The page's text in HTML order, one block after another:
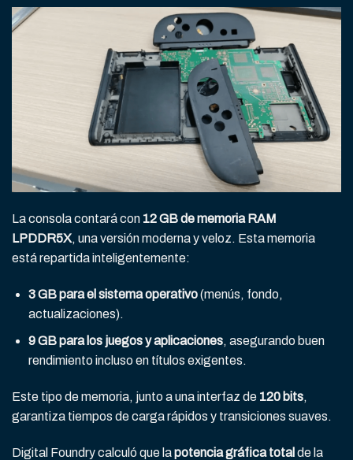
La consola contará con 12 GB de memoria RAM
LPDDR5X, una versión moderna y veloz. Esta memoria
está repartida inteligentemente:
3 GB para el sistema operativo(menús, fondo,
actualizaciones).
9 GB para los juegos y aplicaciones, asegurando buen
rendimiento incluso en títulos exigentes.
Este tipo de memoria, junto a una interfaz de 120 bits,
garantiza tiempos de carga rápidos y transiciones suaves.
Digital Foundry calculó que lapotencia gráfica total de la